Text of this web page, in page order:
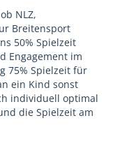
NLZ,
Breitensport
50% Spielzeit
Engagement im
75% Spielzeit für
ein Kind sonst
individuell optimal
die Spielzeit am